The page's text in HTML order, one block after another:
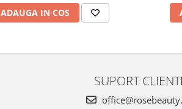
ADAUGA IN COS
SUPORT CLIENTI